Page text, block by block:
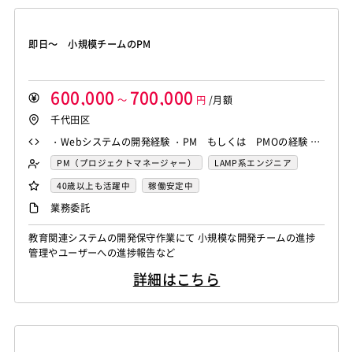
即日～ 小規模チームのPM
600,000 ～ 700,000 円 /月額
千代田区
・Webシステムの開発経験 ・PM もしくは PMOの経験 ・
協調性があって、ユーザー対応も可能な方
PM（プロジェクトマネージャー）
LAMP系エンジニア
Java系エンジニア
業務系エンジニア
40歳以上も活躍中 稼働安定中
業務委託
教育関連システムの開発保守作業にて 小規模な開発チームの進捗
管理やユーザーへの進捗報告など
詳細はこちら